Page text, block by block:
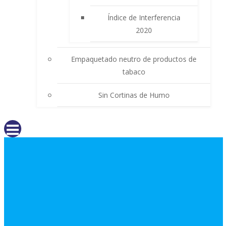
Índice de Interferencia
2020
Empaquetado neutro de productos de
tabaco
Sin Cortinas de Humo